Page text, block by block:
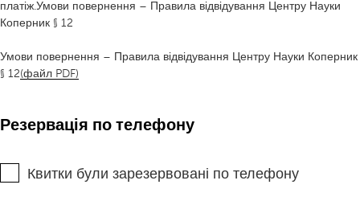
платіж.Умови повернення – Правила відвідування Центру Науки
Коперник § 12
Умови повернення – Правила відвідування Центру Науки Коперник
§ 12(файл PDF)
Резервація по телефону
Квитки були зарезервовані по телефону